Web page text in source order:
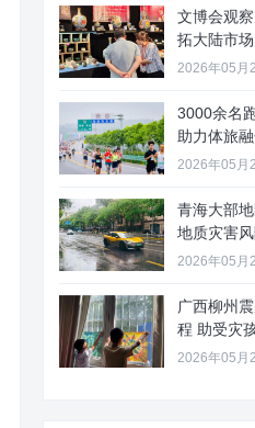
文博会观
拓大陆市场
2026年05月
3000余名
助力体旅
2026年05月
青海大部
地质灾害
2026年05月
广西柳州
程 助受灾
2026年05月